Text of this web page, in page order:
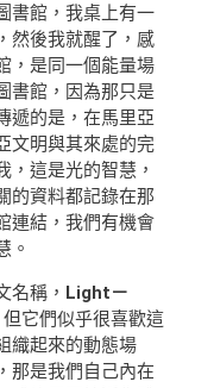
書館，我桌上有一
然後我就醒了，感
，是同一個能量場
書館，因為那只是
遞的是，在馬里亞
文明與其來處的完
，這是光的智慧，
的資料都記錄在那
連結，我們有機會
。
名稱， Light－
它們似乎很喜歡這
織起來的動態場
那是我們自己內在